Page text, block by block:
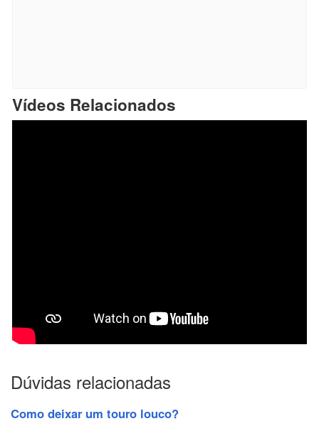
Vídeos Relacionados
Dúvidas relacionadas
Como deixar um touro louco?